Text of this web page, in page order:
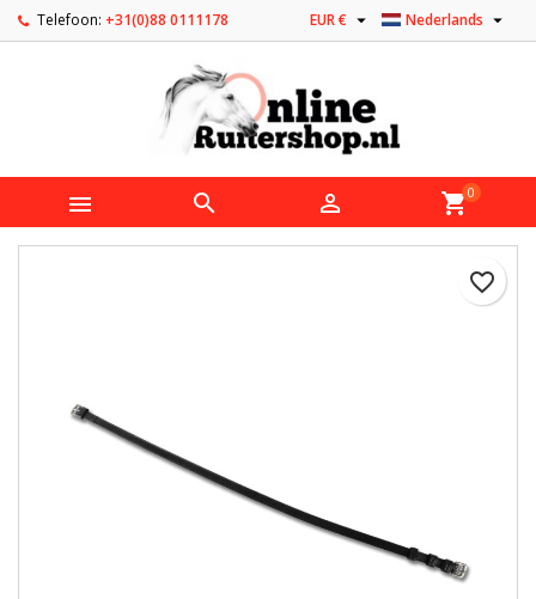
Telefoon: +31(0)88 0111178 Nederlands 
EUR € 
   shopping_cart0
favorite_border